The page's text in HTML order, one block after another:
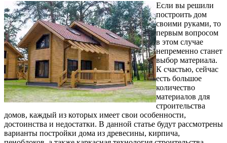
Если вы решили
построить дом
своими руками, то
первым вопросом
в этом случае
непременно станет
выбор материала.
К счастью, сейчас
есть большое
количество
материалов для
строительства
домов, каждый из которых имеет свои особенности,
достоинства и недостатки. В данной статье будут рассмотрены
варианты постройки дома из древесины, кирпича,